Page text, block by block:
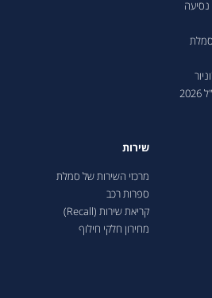
נסיעה
שירות
מרכזי השירות של סמלת
ספרות רכב
קריאת שירות (Recall)
מחירון חלקי חילוף